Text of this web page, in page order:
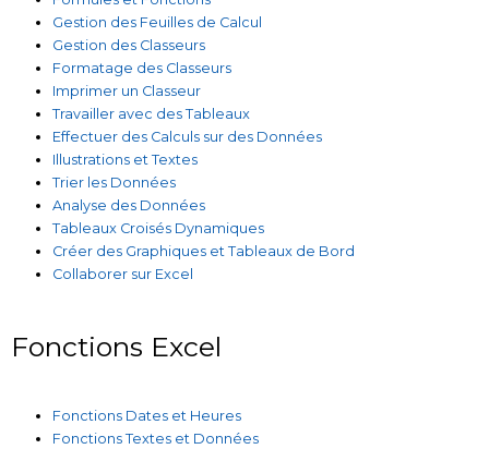
Gestion des Feuilles de Calcul
Gestion des Classeurs
Formatage des Classeurs
Imprimer un Classeur
Travailler avec des Tableaux
Effectuer des Calculs sur des Données
Illustrations et Textes
Trier les Données
Analyse des Données
Tableaux Croisés Dynamiques
Créer des Graphiques et Tableaux de Bord
Collaborer sur Excel
Fonctions Excel
Fonctions Dates et Heures
Fonctions Textes et Données